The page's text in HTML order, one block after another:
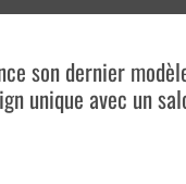
son dernier
unique avec un